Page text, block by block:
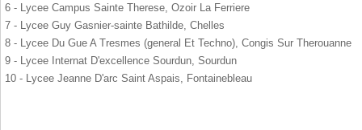
6 - Lycee Campus Sainte Therese, Ozoir La Ferriere
7 - Lycee Guy Gasnier-sainte Bathilde, Chelles
8 - Lycee Du Gue A Tresmes (general Et Techno), Congis Sur Therouanne
9 - Lycee Internat D'excellence Sourdun, Sourdun
10 - Lycee Jeanne D'arc Saint Aspais, Fontainebleau